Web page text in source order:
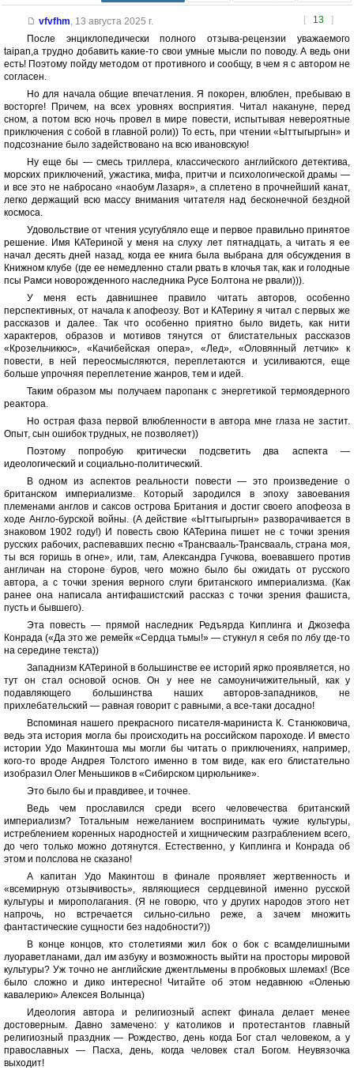
[ 13 ]
vfvfhm, 13 августа 2025 г.
После энциклопедически полного отзыва-рецензии уважаемого
taipan,а трудно добавить какие-то свои умные мысли по поводу. А ведь они
есть! Поэтому пойду методом от противного и сообщу, в чем я с автором не
согласен.
Но для начала общие впечатления. Я покорен, влюблен, пребываю в
восторге! Причем, на всех уровнях восприятия. Читал накануне, перед
сном, а потом всю ночь провел в мире повести, испытывая невероятные
приключения с собой в главной роли)) То есть, при чтении «Ыттыгыргын» и
подсознание было задействовано на всю ивановскую!
Ну еще бы — смесь триллера, классического английского детектива,
морских приключений, ужастика, мифа, притчи и психологической драмы —
и все это не набросано «наобум Лазаря», а сплетено в прочнейший канат,
легко держащий всю массу внимания читателя над бесконечной бездной
космоса.
Удовольствие от чтения усугубляло еще и первое правильно принятое
решение. Имя КАТериной у меня на слуху лет пятнадцать, а читать я ее
начал десять дней назад, когда ее книга была выбрана для обсуждения в
Книжном клубе (где ее немедленно стали рвать в клочья так, как и голодные
псы Рамси новорожденного наследника Русе Болтона не рвали))).
У меня есть давнишнее правило читать авторов, особенно
перспективных, от начала к апофеозу. Вот и КАТерину я читал с первых же
рассказов и далее. Так что особенно приятно было видеть, как нити
характеров, образов и мотивов тянутся от блистательных рассказов
«Крозельчикюс», «Качибейская опера», «Лед», «Оловянный летчик» к
повести, в ней переосмысляются, переплетаются и усиливаются, еще
больше упрочняя переплетение жанров, тем и идей.
Таким образом мы получаем паропанк с энергетикой термоядерного
реактора.
Но острая фаза первой влюбленности в автора мне глаза не застит.
Опыт, сын ошибок трудных, не позволяет))
Поэтому попробую критически подсветить два аспекта —
идеологический и социально-политический.
В одном из аспектов реальности повести — это произведение о
британском империализме. Который зародился в эпоху завоевания
племенами англов и саксов острова Британия и достиг своего апофеоза в
ходе Англо-бурской войны. (А действие «Ыттыгыргын» разворачивается в
знаковом 1902 году!) И повесть свою КАТерина пишет не с точки зрения
русских рабочих, распевавших песню «Трансвааль-Трансвааль, страна моя,
ты вся горишь в огне», или, там, Александра Гучкова, воевавшего против
англичан на стороне буров, чего можно было бы ожидать от русского
автора, а с точки зрения верного слуги британского империализма. (Как
ранее она написала антифашистский рассказ с точки зрения фашиста,
пусть и бывшего).
Эта повесть — прямой наследник Редъярда Киплинга и Джозефа
Конрада («Да это же ремейк «Сердца тьмы!» — стукнул я себя по лбу где-то
на середине текста))
Западнизм КАТериной в большинстве ее историй ярко проявляется, но
тут он стал основой основ. Он у нее не самоуничижительный, как у
подавляющего большинства наших авторов-западников, не
прихлебательский — равная говорит с равными, а все-таки досадно!
Вспоминая нашего прекрасного писателя-мариниста К. Станюковича,
ведь эта история могла бы происходить на российском пароходе. И вместо
истории Удо Макинтоша мы могли бы читать о приключениях, например,
кого-то вроде Андрея Толстого именно в том виде, как его блистательно
изобразил Олег Меньшиков в «Сибирском цирюльнике».
Это было бы и правдивее, и точнее.
Ведь чем прославился среди всего человечества британский
империализм? Тотальным нежеланием воспринимать чужие культуры,
истреблением коренных народностей и хищническим разграблением всего,
до чего только можно дотянутся. Естественно, у Киплинга и Конрада об
этом и полслова не сказано!
А капитан Удо Макинтош в финале проявляет жертвенность и
«всемирную отзывчивость», являющиеся сердцевиной именно русской
культуры и мирополагания. (Я не говорю, что у других народов этого нет
напрочь, но встречается сильно-сильно реже, а зачем множить
фантастические сущности без надобности?))
В конце концов, кто столетиями жил бок о бок с всамделишными
луораветланами, дал им азбуку и возможность выйти на просторы мировой
культуры? Уж точно не английские джентльмены в пробковых шлемах! (Все
было сложно и дико интересно! Читайте об этом недавнюю «Оленью
кавалерию» Алексея Волынца)
Идеология автора и религиозный аспект финала делает менее
достоверным. Давно замечено: у католиков и протестантов главный
религиозный праздник — Рождество, день когда Бог стал человеком, а у
православных — Пасха, день, когда человек стал Богом. Неувязочка
выходит!